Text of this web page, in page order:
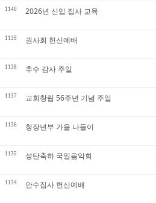
1140 2026년 신입 집사 교육
1139 권사회 헌신예배
1138 추수 감사 주일
1137 교회창립 56주년 기념 주일
1136 청장년부 가을 나들이
1135 성탄축하 국일음악회
1134 안수집사 헌신예배